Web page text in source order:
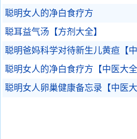
聪明女人的净白食疗方
聪耳益气汤【方剂大全】
聪明爸妈科学对待新生儿黄疸【中
聪明女人的净白食疗方【中医大全
聪明女人卵巢健康备忘录【中医大